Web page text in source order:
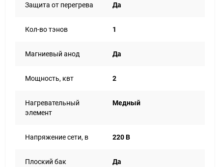
Защита от перегрева Да
Кол-во тэнов 1
Магниевый анод Да
Мощность, квт 2
Нагревательный
элемент
Медный
Напряжение сети, в 220 В
Плоский бак Да